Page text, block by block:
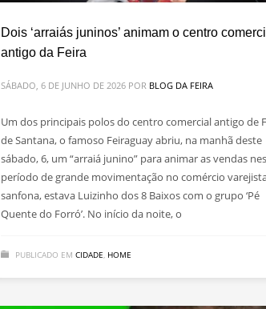
Dois ‘arraiás juninos’ animam o centro
antigo da Feira
SÁBADO, 6 DE JUNHO DE 2026 POR BLOG DA FEIRA
Um dos principais polos do centro comercial antigo de
de Santana, o famoso Feiraguay abriu, na manhã deste
sábado, 6, um “arraiá junino” para animar as vendas
período de grande movimentação no comércio
sanfona, estava Luizinho dos 8 Baixos com o grupo ‘Pé
Quente do Forró’. No início da noite, o
PUBLICADO EM CIDADE, HOME